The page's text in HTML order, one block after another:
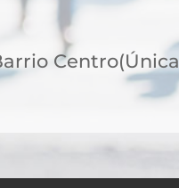
Centro(Única